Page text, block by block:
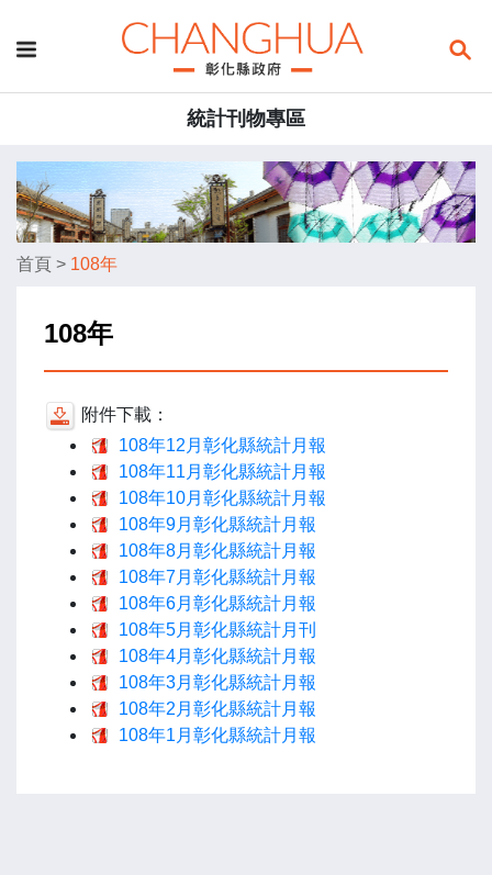
統計刊物專區
首頁 > 108年
108年
附件下載：
108年12月彰化縣統計月報
108年11月彰化縣統計月報
108年10月彰化縣統計月報
108年9月彰化縣統計月報
108年8月彰化縣統計月報
108年7月彰化縣統計月報
108年6月彰化縣統計月報
108年5月彰化縣統計月刊
108年4月彰化縣統計月報
108年3月彰化縣統計月報
108年2月彰化縣統計月報
108年1月彰化縣統計月報